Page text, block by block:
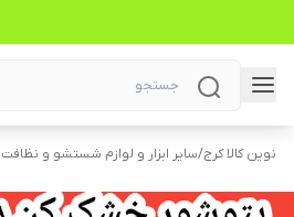
نوین کالا کرج/سایر ابزار و لوازم شستشو و نظافت